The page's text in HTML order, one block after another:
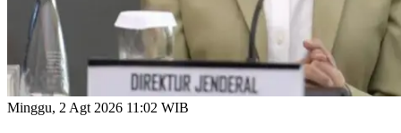
Minggu, 2 Agt 2026 11:02 WIB